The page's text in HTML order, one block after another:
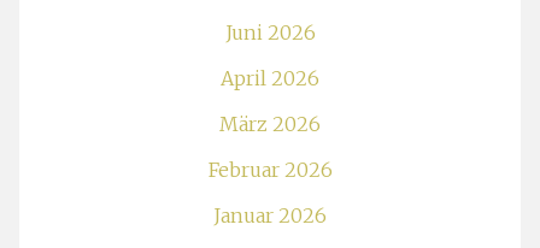
Juni 2026
April 2026
März 2026
Februar 2026
Januar 2026